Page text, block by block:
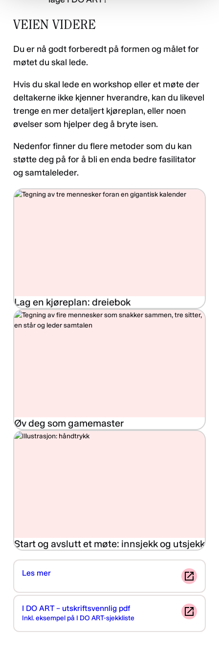
VEIEN VIDERE
Du er nå godt forberedt på formen og målet for
møtet du skal lede.
Hvis du skal lede en workshop eller et møte der
deltakerne ikke kjenner hverandre, kan du likevel
trenge en mer detaljert kjøreplan, eller noen
øvelser som hjelper deg å bryte isen.
Nedenfor finner du flere metoder som du kan
støtte deg på for å bli en enda bedre fasilitator
og samtaleleder.
Lag en kjøreplan: dreiebok
Øv deg som gamemaster
Start og avslutt et møte: innsjekk og utsjekk
Les mer
I DO ART – utskriftsvennlig pdf
Inkl. eksempel på I DO ART-sjekkliste